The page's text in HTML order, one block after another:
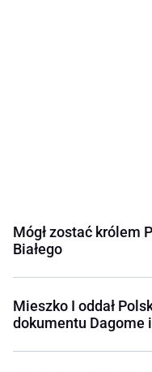
Mógł zostać królem
Białego
Mieszko I oddał
dokumentu Dagome